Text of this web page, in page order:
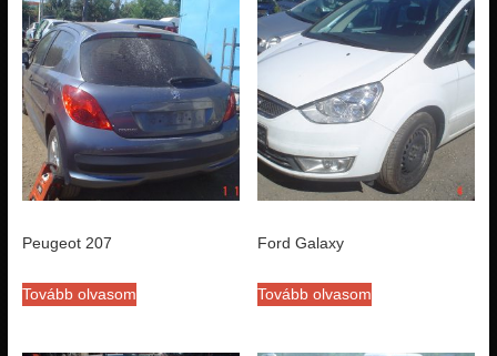
Peugeot 207
Tovább olvasom
Ford Galaxy
Tovább olvasom